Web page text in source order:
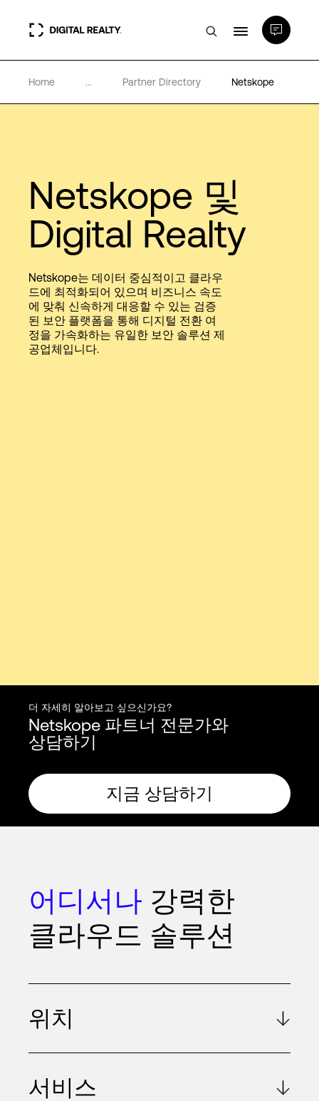
데이터 센터
파트너
전문성 및 리소스
소개
Language
Home ... Partner Directory Netskope
Netskope 및
Digital Realty
Netskope는 데이터 중심적이고 클라우
드에 최적화되어 있으며 비즈니스 속도
에 맞춰 신속하게 대응할 수 있는 검증
된 보안 플랫폼을 통해 디지털 전환 여
정을 가속화하는 유일한 보안 솔루션 제
공업체입니다.
더 자세히 알아보고 싶으신가요?
Netskope 파트너 전문가와
상담하기
지금 상담하기
어디서나 강력한
클라우드 솔루션
위치
서비스